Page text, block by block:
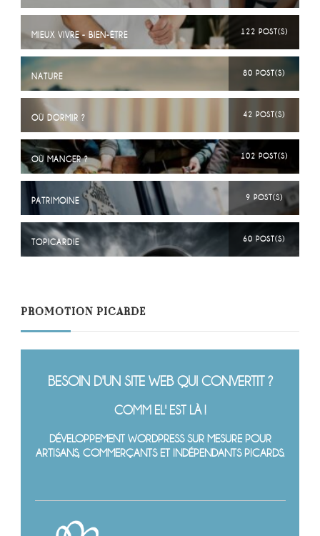
MIEUX VIVRE - BIEN-ÊTRE 122 POST(S)
NATURE 80 POST(S)
OÙ DORMIR ? 42 POST(S)
OÙ MANGER ? 102 POST(S)
PATRIMOINE 9 POST(S)
TOPICARDIE 60 POST(S)
PROMOTION PICARDE
BESOIN D'UN SITE WEB QUI CONVERTIT ?
COMM EL' EST LÀ !
DÉVELOPPEMENT WORDPRESS SUR MESURE POUR
ARTISANS, COMMERÇANTS ET INDÉPENDANTS PICARDS.